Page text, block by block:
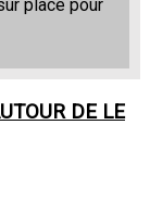
place pour
DE LE